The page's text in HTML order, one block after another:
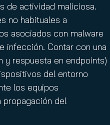
de actividad maliciosa.
no habituales a
asociados con malware
infección. Contar con una
y respuesta en endpoints)
del entorno
los equipos
del